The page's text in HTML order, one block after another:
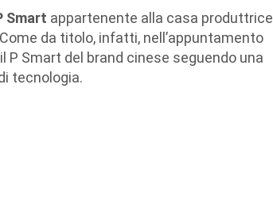
Smart appartenente alla casa produttrice
da titolo, infatti, nell’appuntamento
Smart del brand cinese seguendo una
tecnologia.